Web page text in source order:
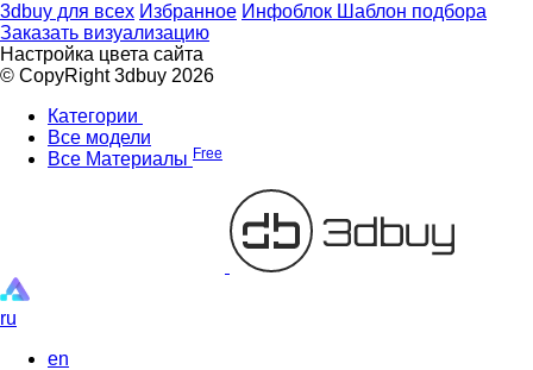
3dbuy для всех Избранное Инфоблок Шаблон подбора
Заказать визуализацию
Настройка цвета сайта
© CopyRight 3dbuy 2026
Категории
Все модели
Все Материалы Free
ru
en